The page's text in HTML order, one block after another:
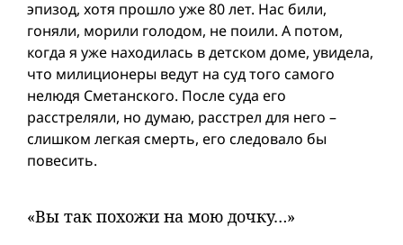
эпизод, хотя прошло уже 80 лет. Нас били,
гоняли, морили голодом, не поили. А потом,
когда я уже находилась в детском доме, увидела,
что милиционеры ведут на суд того самого
нелюдя Сметанского. После суда его
расстреляли, но думаю, расстрел для него –
слишком легкая смерть, его следовало бы
повесить.
«Вы так похожи на мою дочку…»